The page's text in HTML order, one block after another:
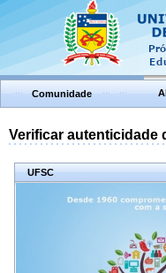
Comunidade
Verificar autenticidade
UFSC